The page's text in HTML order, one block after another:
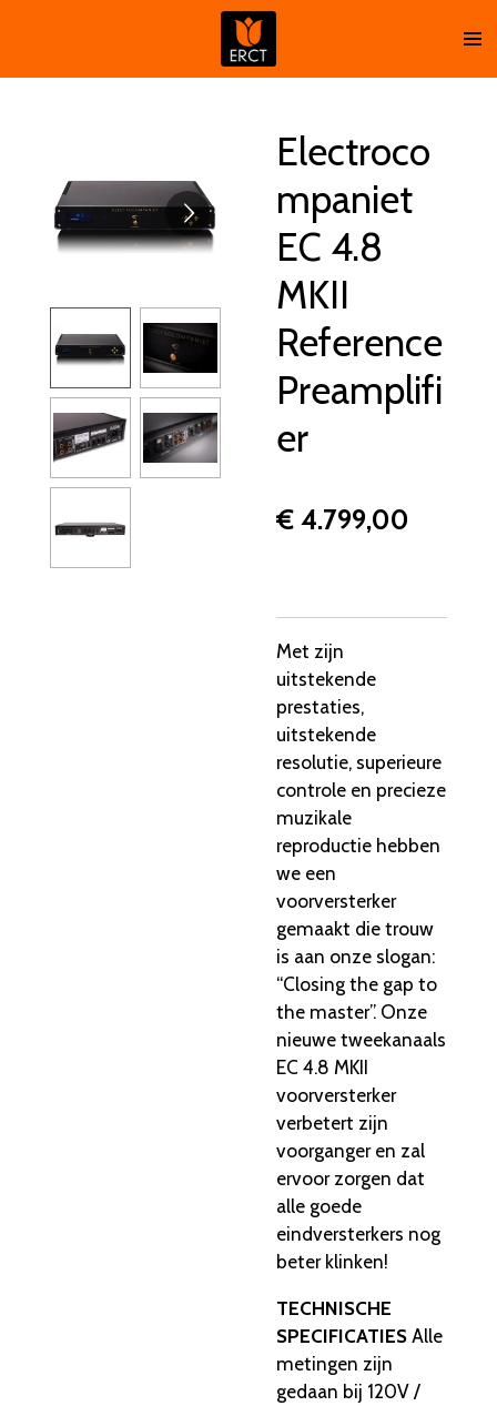
naar
Electroco
mpaniet
EC 4.8
MKII
Reference
Preamplifi
er
€ 4.799,00
Met zijn
uitstekende
prestaties,
uitstekende
resolutie, superieure
controle en precieze
muzikale
reproductie hebben
we een
voorversterker
gemaakt die trouw
is aan onze slogan:
“Closing the gap to
the master”. Onze
nieuwe tweekanaals
EC 4.8 MKII
voorversterker
verbetert zijn
voorganger en zal
ervoor zorgen dat
alle goede
eindversterkers nog
beter klinken!
TECHNISCHE
SPECIFICATIESAlle
metingen zijn
gedaan bij 120V /